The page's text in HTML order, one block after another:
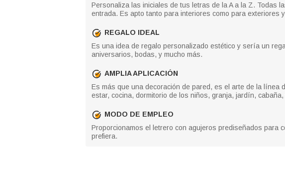
Personaliza las iniciales de tus letras de la A a la Z. Todas
entrada. Es apto tanto para interiores como para exteriores
REGALO IDEAL
Es una idea de regalo personalizado estético y sería un
aniversarios, bodas, y mucho más.
AMPLIA APLICACIÓN
Es más que una decoración de pared, es el arte de la línea
estar, cocina, dormitorio de los niños, granja, jardín,
MODO DE EMPLEO
Proporcionamos el letrero con agujeros prediseñados para
prefiera.